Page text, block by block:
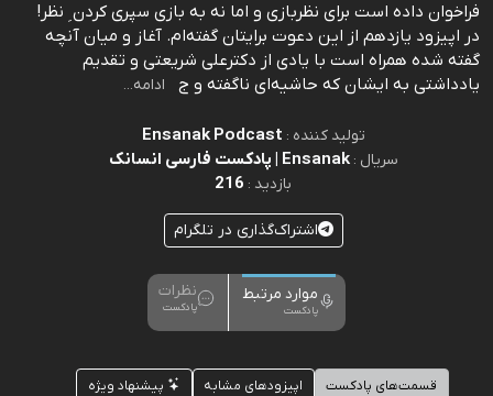
فراخوان داده است برای نظربازی و اما نه به بازی سپری کردن ِ نظر!
در اپیزود یازدهم از این دعوت برایتان گفته‌ام. آغاز و میان آنچه
گفته شده همراه است با یادی از دکترعلی شریعتی و تقدیم
یادداشتی به ایشان که حاشیه‌ای ناگفته و ج
ادامه...
تولید کننده : Ensanak Podcast
سریال :Ensanak | پادکست فارسی انسانک
بازدید : 216
اشتراک‌گذاری در تلگرام
موارد مرتبط
پادکست
نظرات
پادکست
قسمت‌های پادکست اپیزودهای مشابه پیشنهاد ویژه